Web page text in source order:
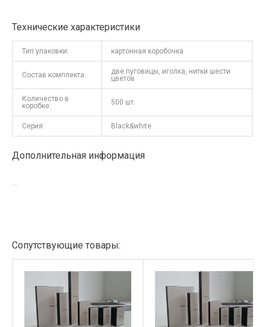
Технические характеристики
Тип упаковки: картонная коробочка
Состав комплекта:
две пуговицы, иголка, нитки шести
цветов
Количество в
коробке:
500 шт.
Серия: Black&white
Дополнительная информация
...
Сопутствующие товары: